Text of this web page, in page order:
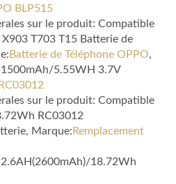
BLP515
sur le produit: Compatible
T703 T15 Batterie de
Batterie de Téléphone OPPO,
5.55WH 3.7V
sur le produit: Compatible
RC03012
Marque: Remplacement
18.72Wh